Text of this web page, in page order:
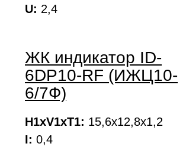
U: 2,4
ЖК индикатор ID-
6DP10-RF (ИЖЦ10-
6/7Ф)
H1xV1xT1: 15,6х12,8х1,2
I: 0,4